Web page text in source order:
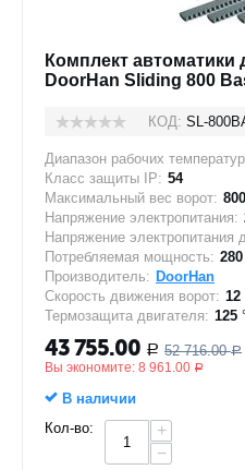
Комплект автоматики
DoorHan Sliding 800
КОД: SL-
Диапазон рабочих
Класс защиты IP: 54
Максимальный вес ворот: 800
Напряжение электропитания:
Напряжение электропитания
Потребляемая мощность: 280
Производитель: DoorHan
Скорость движения ворот: 12
Термозащита двигателя: 125
43 755.00 Р 52 716.00 Р
Вы экономите: 8 961.00 Р
В наличии
Кол-во:
+
−